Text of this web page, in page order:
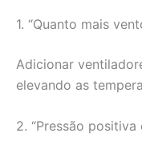
1. “Quanto mais
Adicionar
elevando as
2. “Pressão